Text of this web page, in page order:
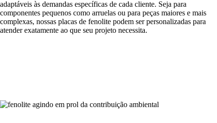
adaptáveis às demandas específicas de cada cliente. Seja para
componentes pequenos como arruelas ou para peças maiores e mais
complexas, nossas placas de fenolite podem ser personalizadas para
atender exatamente ao que seu projeto necessita.